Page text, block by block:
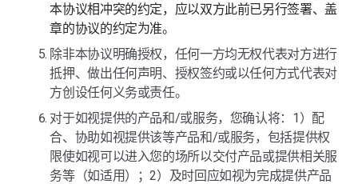
本协议相冲突的约定，应以双方此前已另行签署、盖
章的协议的约定为准。
除非本协议明确授权，任何一方均无权代表对方进行
抵押、做出任何声明、授权签约或以任何方式代表对
方创设任何义务或责任。
对于如视提供的产品和/或服务，您确认将：1）配
合、协助如视提供该等产品和/或服务，包括提供权
限使如视可以进入您的场所以交付产品或提供相关服
务等（如适用）；2）及时回应如视为完成提供产品